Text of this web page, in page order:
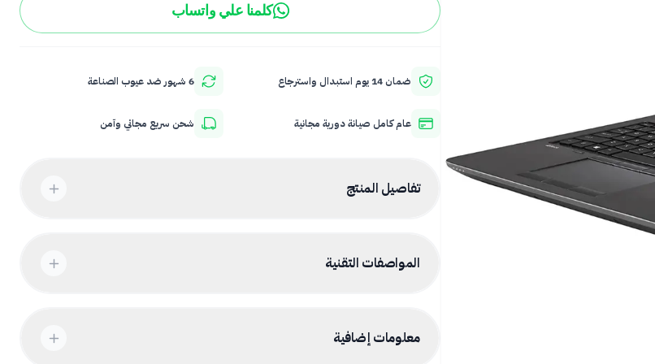
كلمنا علي واتساب
ضمان 14 يوم استبدال واسترجاع 6 شهور ضد عيوب الصناعة
عام كامل صيانة دورية مجانية شحن سريع مجاني وآمن
تفاصيل المنتج
المواصفات التقنية
معلومات إضافية